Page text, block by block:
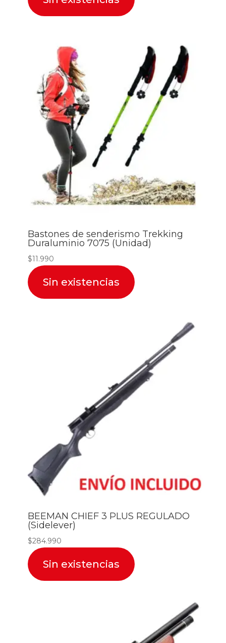
Bastones de senderismo Trekking
Duraluminio 7075 (Unidad)
$11.990
Sin existencias
BEEMAN CHIEF 3 PLUS REGULADO
(Sidelever)
$284.990
Sin existencias